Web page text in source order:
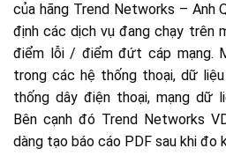
của hãng Trend Networks – Anh
định các dịch vụ đang chạy trên
điểm lỗi / điểm đứt cáp mạng.
trong các hệ thống thoại, dữ
thống dây điện thoại, mạng dữ
Bên cạnh đó Trend Networks
dàng tạo báo cáo PDF sau khi đo